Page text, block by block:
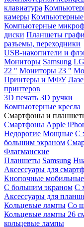
клавиатура
камеры
Компьютерные
диски Планшеты
разъемы, переходники
USB-накопители и
Мониторы Samsung LG
22 " Мониторы 23 "
Принтеры и МФУ
принтеров
3D печать 3D ручки
Компьютерные кресла
Смартфоны и
Смартфоны Apple
Недорогие Мощные С
большим экраном
Флагманские
Планшеты Samsung
Аксессуары для
Кнопочные
С большим экраном С
Аксессуары для
Кольцевые лампы Со
Кольцевые лампы 26
кольцевые лампы